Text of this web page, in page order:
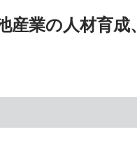
業の人材育成